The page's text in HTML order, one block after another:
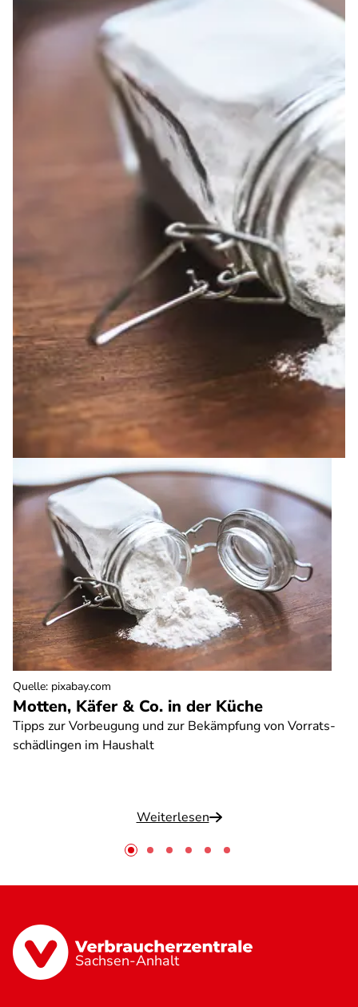
Motten, Käfer & Co. in der Küche
Tipps zur Vorbeugung und zur Bekämpfung von Vorrats-
schädlingen im Haushalt
Weiterlesen
Quelle: pixabay.com
Sachsen-Anhalt